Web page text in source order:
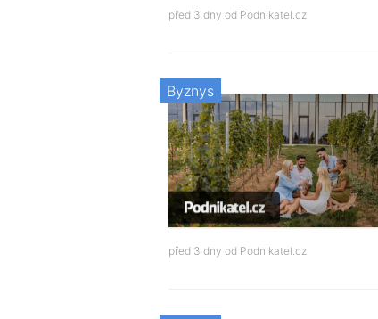
před 3 dny od Podnikatel.cz
Byznys
před 3 dny od Podnikatel.cz